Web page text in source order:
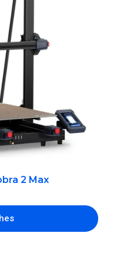
2 Max